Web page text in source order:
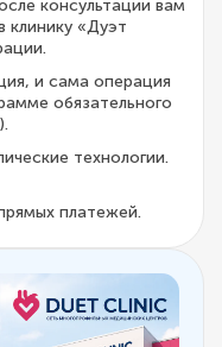
консультации вам
клинику «Дуэт
и сама операция
обязательного
технологии.
платежей.